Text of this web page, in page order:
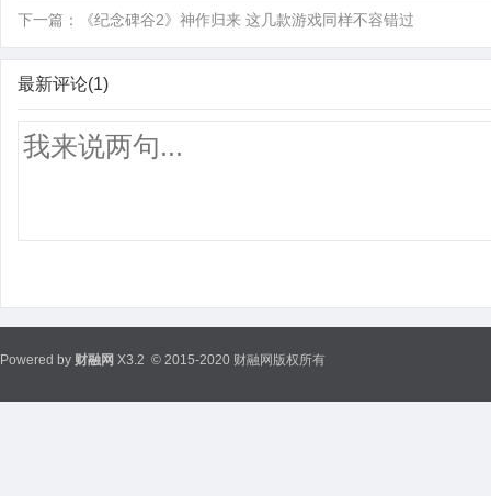
下一篇： 《纪念碑谷2》神作归来 这几款游戏同样不容错过
最新评论(1)
Powered by 财融网 X3.2 © 2015-2020 财融网版权所有